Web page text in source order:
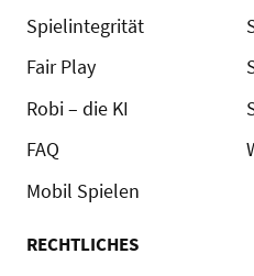
Spielintegrität
Fair Play
Robi – die KI
FAQ
Mobil Spielen
RECHTLICHES